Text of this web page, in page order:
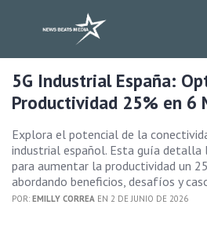
5G Industrial España:
Productividad 25% en 6
Explora el potencial de la
industrial español. Esta guía
para aumentar la productividad un
abordando beneficios, desafíos y
POR: EMILLY CORREA EN 2 DE JUNIO DE 2026